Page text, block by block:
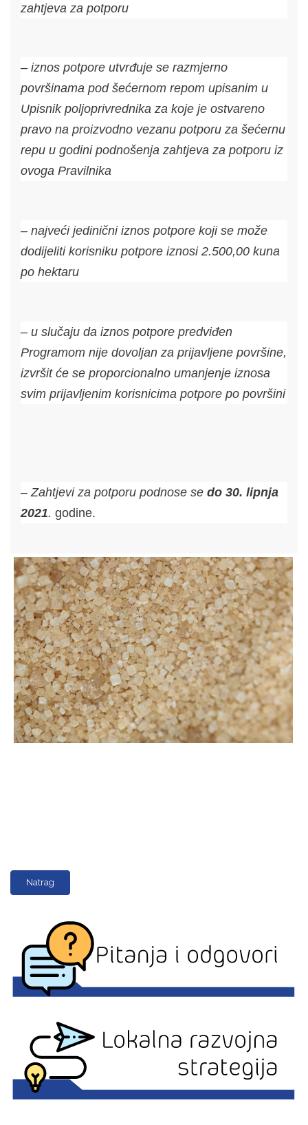
zahtjeva za potporu
– iznos potpore utvrđuje se razmjerno
površinama pod šećernom repom upisanim u
Upisnik poljoprivrednika za koje je ostvareno
pravo na proizvodno vezanu potporu za šećernu
repu u godini podnošenja zahtjeva za potporu iz
ovoga Pravilnika
– najveći jedinični iznos potpore koji se može
dodijeliti korisniku potpore iznosi 2.500,00 kuna
po hektaru
– u slučaju da iznos potpore predviđen
Programom nije dovoljan za prijavljene površine,
izvršit će se proporcionalno umanjenje iznosa
svim prijavljenim korisnicima potpore po površini
– Zahtjevi za potporu podnose se do 30. lipnja
2021. godine.
Natrag